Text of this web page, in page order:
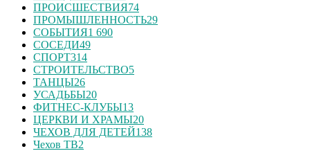
ПРОИСШЕСТВИЯ74
ПРОМЫШЛЕННОСТЬ29
СОБЫТИЯ1 690
СОСЕДИ49
СПОРТ314
СТРОИТЕЛЬСТВО5
ТАНЦЫ26
УСАДЬБЫ20
ФИТНЕС-КЛУБЫ13
ЦЕРКВИ И ХРАМЫ20
ЧЕХОВ ДЛЯ ДЕТЕЙ138
Чехов ТВ2